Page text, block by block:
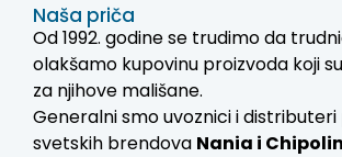
Naša priča
Od 1992. godine se trudimo da
olakšamo kupovinu proizvoda koji
za njihove mališane.
Generalni smo uvoznici i
svetskih brendova Nania i